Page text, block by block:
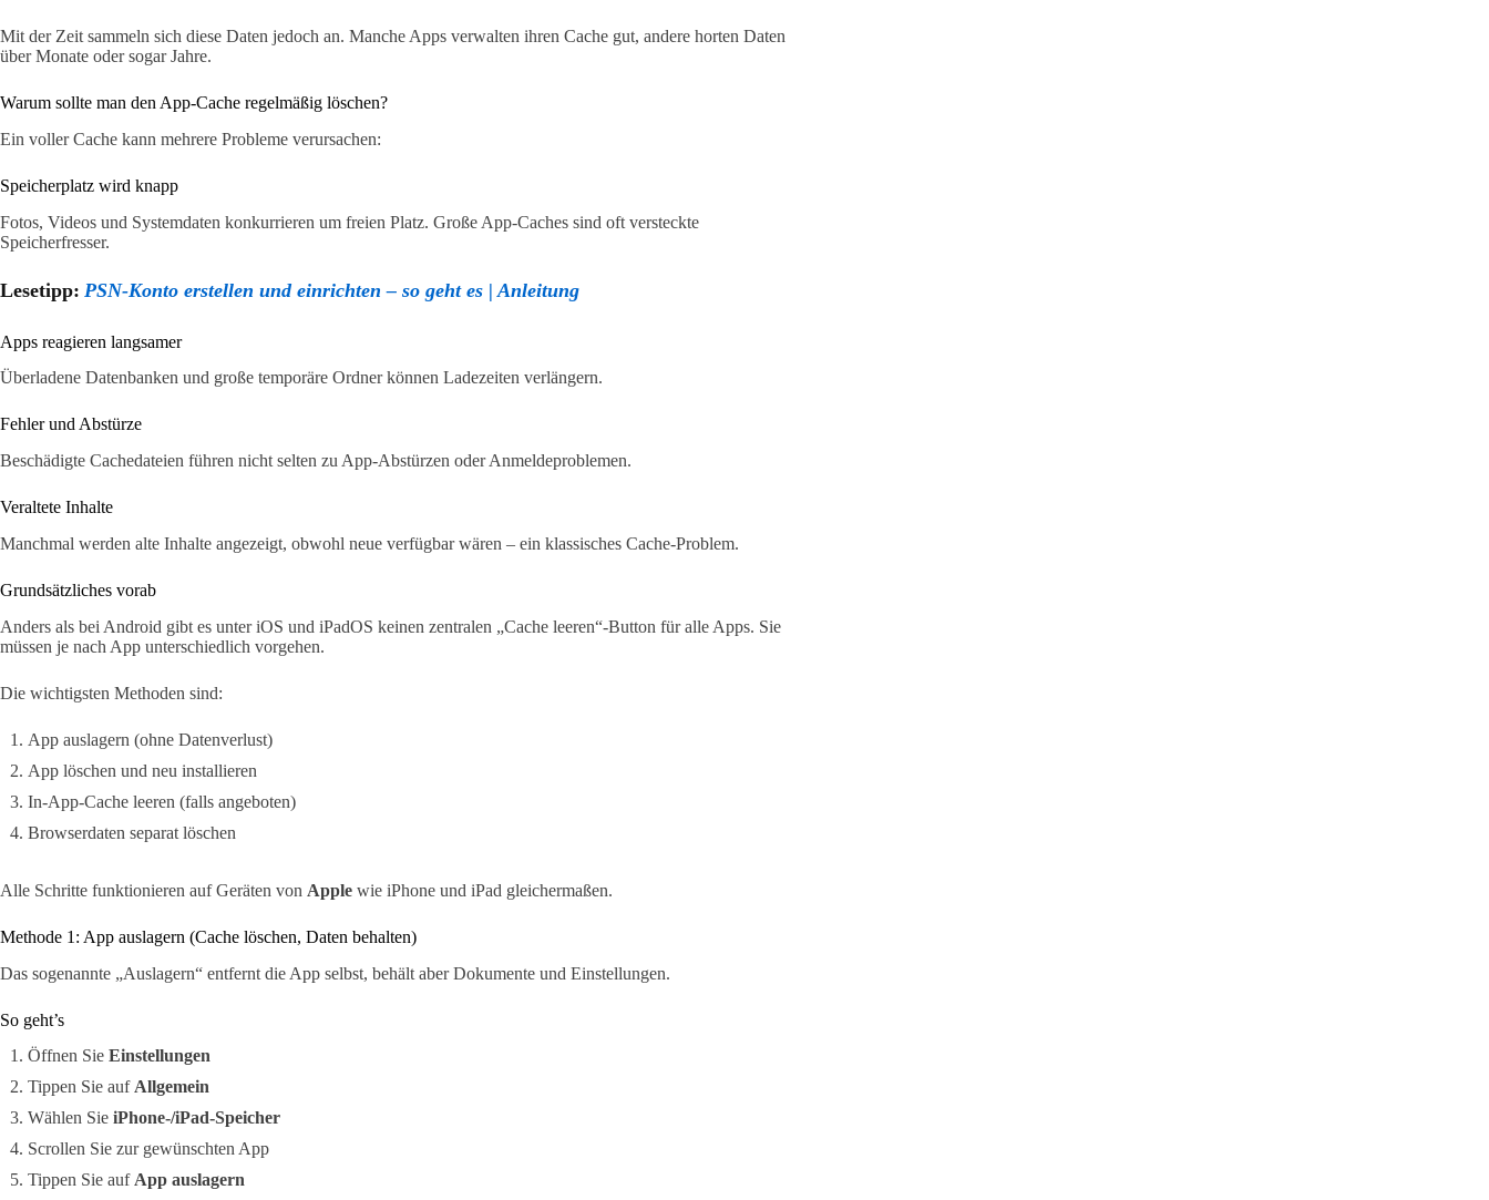
Mit der Zeit sammeln sich diese Daten jedoch an. Manche Apps verwalten ihren Cache gut, andere horten Daten
über Monate oder sogar Jahre.
Warum sollte man den App-Cache regelmäßig löschen?
Ein voller Cache kann mehrere Probleme verursachen:
Speicherplatz wird knapp
Fotos, Videos und Systemdaten konkurrieren um freien Platz. Große App-Caches sind oft versteckte
Speicherfresser.
Lesetipp: PSN-Konto erstellen und einrichten – so geht es | Anleitung
Apps reagieren langsamer
Überladene Datenbanken und große temporäre Ordner können Ladezeiten verlängern.
Fehler und Abstürze
Beschädigte Cachedateien führen nicht selten zu App-Abstürzen oder Anmeldeproblemen.
Veraltete Inhalte
Manchmal werden alte Inhalte angezeigt, obwohl neue verfügbar wären – ein klassisches Cache-Problem.
Grundsätzliches vorab
Anders als bei Android gibt es unter iOS und iPadOS keinen zentralen „Cache leeren“-Button für alle Apps. Sie
müssen je nach App unterschiedlich vorgehen.
Die wichtigsten Methoden sind:
App auslagern (ohne Datenverlust)
App löschen und neu installieren
In-App-Cache leeren (falls angeboten)
Browserdaten separat löschen
Alle Schritte funktionieren auf Geräten von Apple wie iPhone und iPad gleichermaßen.
Methode 1: App auslagern (Cache löschen, Daten behalten)
Das sogenannte „Auslagern“ entfernt die App selbst, behält aber Dokumente und Einstellungen.
So geht’s
Öffnen Sie Einstellungen
Tippen Sie auf Allgemein
Wählen Sie iPhone-/iPad-Speicher
Scrollen Sie zur gewünschten App
Tippen Sie auf App auslagern